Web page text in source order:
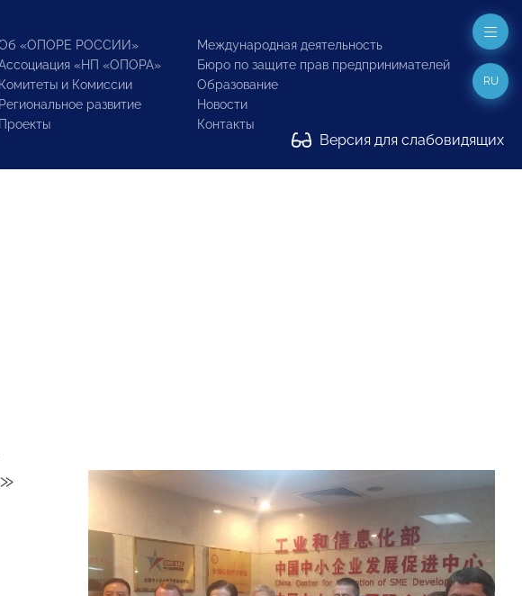
«ОПОРЕ РОССИИ»
«НП «ОПОРА»
Комитеты и Комиссии
Региональное развитие
Проекты
Международная деятельность
Бюро по защите прав предпринимателей
Образование
Новости
Контакты
Версия для слабовидящих
RU